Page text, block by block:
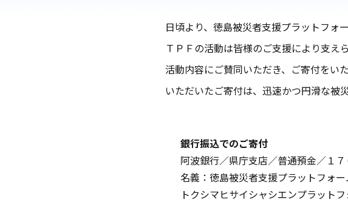
日頃より、徳島被災者支援プラットフォ
ＴＰＦの活動は皆様のご支援により支え
活動内容にご賛同いただき、ご寄付をい
いただいたご寄付は、迅速かつ円滑な被
銀行振込でのご寄付
阿波銀行／県庁支店／普通預金／１７
名義：徳島被災者支援プラットフ
トクシマヒサイシャシエンプラッ